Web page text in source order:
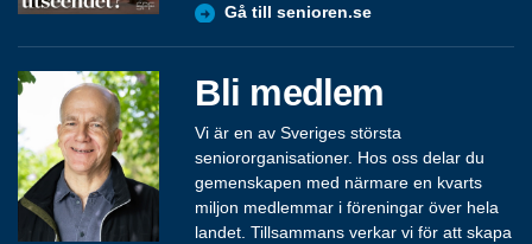
Gå till senioren.se
Bli medlem
Vi är en av Sveriges största
seniororganisationer. Hos oss delar du
gemenskapen med närmare en kvarts
miljon medlemmar i föreningar över hela
landet. Tillsammans verkar vi för att skapa